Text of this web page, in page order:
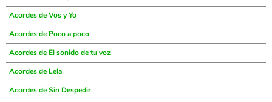
Acordes de Vos y Yo
Acordes de Poco a poco
Acordes de El sonido de tu voz
Acordes de Lela
Acordes de Sin Despedir